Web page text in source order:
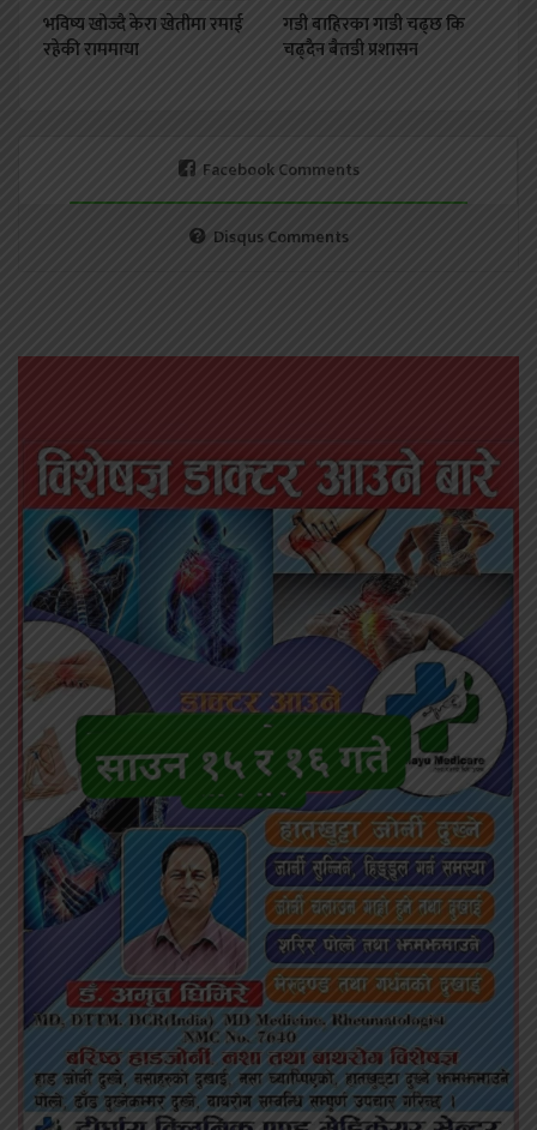
भविष्य खोज्दै केरा खेतीमा रमाई
रहेकी राममाया
गडी बाहिरका गाडी चढ्छ कि
चढ्दैन बैतडी प्रशासन
Facebook Comments
Disqus Comments